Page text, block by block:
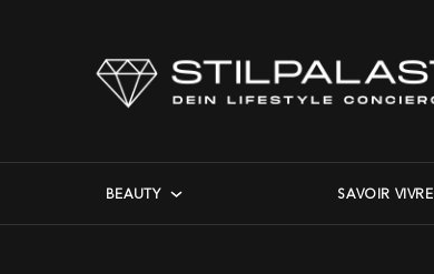
BEAUTY SAVOIR VIVRE